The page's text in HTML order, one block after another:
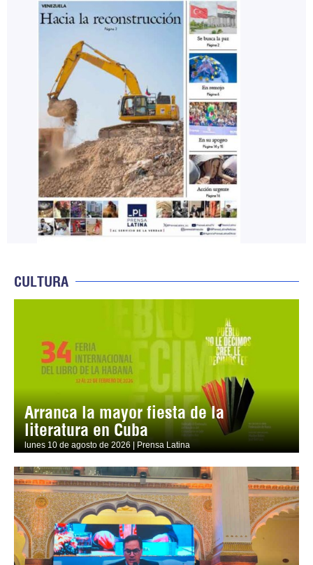
CULTURA
Arranca la mayor fiesta de la
literatura en Cuba
lunes 10 de agosto de 2026 | Prensa Latina